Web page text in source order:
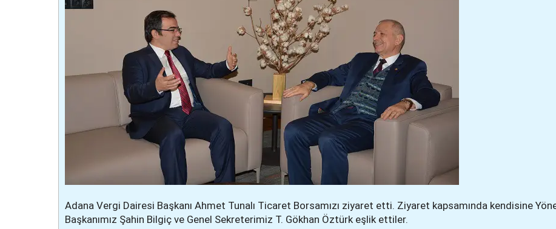
Adana Vergi Dairesi Başkanı Ahmet Tunalı Ticaret Borsamızı ziyaret etti. Ziyaret kapsamında kendisine
Başkanımız Şahin Bilgiç ve Genel Sekreterimiz T. Gökhan Öztürk eşlik ettiler.